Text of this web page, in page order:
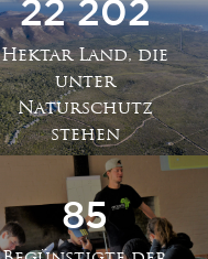
22 202
Hektar Land, die
unter
Naturschutz
stehen
85